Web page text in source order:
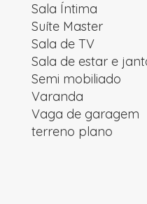
Sala Íntima
Suíte Master
Sala de TV
Sala de estar e
Semi mobiliado
Varanda
Vaga de garagem
terreno plano